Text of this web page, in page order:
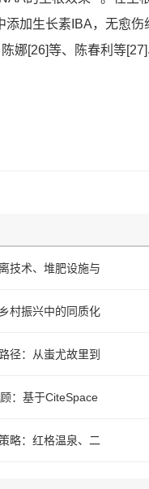
添加生长素IBA，无愈
娜[26]等、陈春利等
技术、堆肥设施与
村振兴中的同质化
径：从蚩尤故里到
：基于CiteSpace
略：红格温泉、二